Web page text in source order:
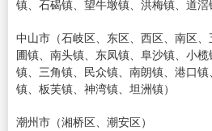
镇、石碣镇、望牛墩镇、洪梅镇、道滘
中山市（石岐区、东区、西区、南区
圃镇、南头镇、东凤镇、阜沙镇、小
镇、三角镇、民众镇、南朗镇、港口
镇、板芙镇、神湾镇、坦洲镇）
潮州市（湘桥区、潮安区）